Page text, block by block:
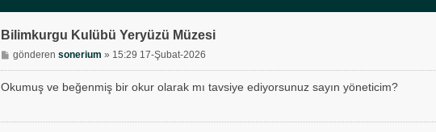
Bilimkurgu Kulübü Yeryüzü Müzesi
M
e
s
gönderensonerium » 15:29 17-Şubat-2026
Okumuş ve beğenmiş bir okur olarak mı tavsiye ediyorsunuz sayın yöneticim?